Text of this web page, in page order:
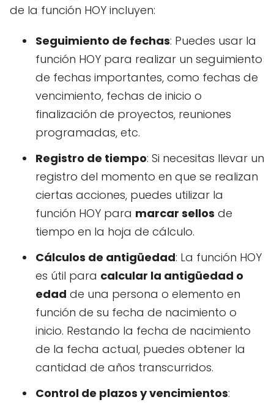
de la función HOY incluyen:
Seguimiento de fechas: Puedes usar la
función HOY para realizar un seguimiento
de fechas importantes, como fechas de
vencimiento, fechas de inicio o
finalización de proyectos, reuniones
programadas, etc.
Registro de tiempo: Si necesitas llevar un
registro del momento en que se realizan
ciertas acciones, puedes utilizar la
función HOY para marcar sellos de
tiempo en la hoja de cálculo.
Cálculos de antigüedad: La función HOY
es útil para calcular la antigüedad o
edad de una persona o elemento en
función de su fecha de nacimiento o
inicio. Restando la fecha de nacimiento
de la fecha actual, puedes obtener la
cantidad de años transcurridos.
Control de plazos y vencimientos: